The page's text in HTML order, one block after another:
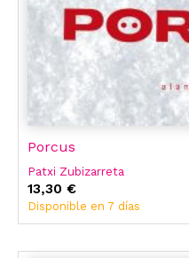
Porcus
Patxi Zubizarreta
13,30 €
Disponible en 7 días